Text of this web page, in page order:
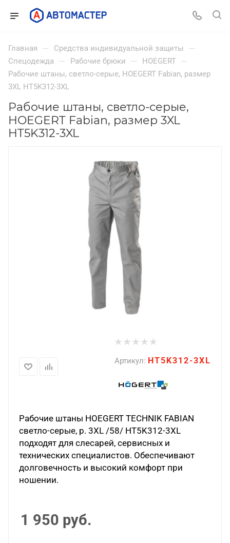
Главная — Средства индивидуальной защиты —
Спецодежда — Рабочие брюки — HOEGERT —
Рабочие штаны, светло-серые, HOEGERT Fabian, размер
3XL HT5K312-3XL
Рабочие штаны, светло-серые,
HOEGERT Fabian, размер 3XL
HT5K312-3XL
Артикул: HT5K312-3XL
Рабочие штаны HOEGERT TECHNIK FABIAN
светло-серые, р. 3XL /58/ HT5K312-3XL
подходят для слесарей, сервисных и
технических специалистов. Обеспечивают
долговечность и высокий комфорт при
ношении.
1 950 руб.